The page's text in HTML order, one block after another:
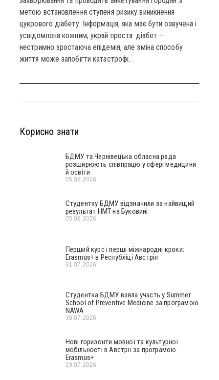
метою встановлення ступеня ризику виникнення
цукрового діабету. Інформація, яка має бути озвучена і
усвідомлена кожним, украй проста: діабет –
нестримно зростаюча епідемія, але зміна способу
життя може запобігти катастрофі.
Корисно знати
БДМУ та Чернівецька обласна рада
розширюють співпрацю у сфері медицини
й освіти
05.08.2026
Студентку БДМУ відзначили за найвищий
результат НМТ на Буковині
05.08.2026
Перший курс і перші міжнародні кроки:
Erasmus+ в Республіці Австрія
31.07.2026
Студентка БДМУ взяла участь у Summer
School of Preventive Medicine за програмою
NAWA
30.07.2026
Нові горизонти мовної та культурної
мобільності в Австрії за програмою
Erasmus+
29.07.2026